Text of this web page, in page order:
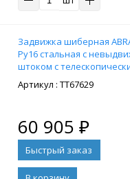
Задвижка шиберная
Ру16 стальная с
штоком с
2500-3500 мм, на штурвал,
управление Т-образный
: ТТ67629
60 905 ₽